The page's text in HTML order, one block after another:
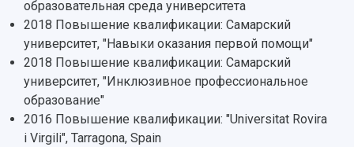
Сведения об образовательной организации
Официальные документы
образовательная среда университета
2018 Повышение квалификации: Самарский
университет, "Навыки оказания первой помощи"
2018 Повышение квалификации: Самарский
университет, "Инклюзивное профессиональное
образование"
2016 Повышение квалификации: "Universitat Rovira
i Virgili", Tarragona, Spain